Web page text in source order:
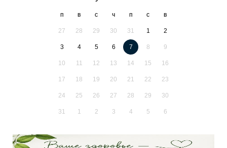
п в с ч п с в
27 28 29 30 31 1 2
3 4 5 6 7 8 9
10 11 12 13 14 15 16
17 18 19 20 21 22 23
24 25 26 27 28 29 30
31 1 2 3 4 5 6